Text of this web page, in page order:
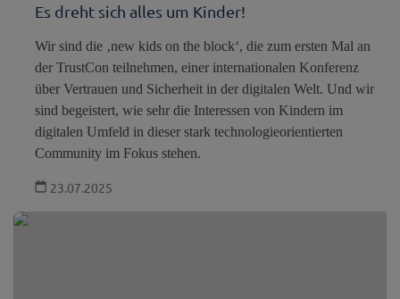
Es dreht sich alles um Kinder!
Wir sind die ‚new kids on the block‘, die zum ersten Mal an
der TrustCon teilnehmen, einer internationalen Konferenz
über Vertrauen und Sicherheit in der digitalen Welt. Und wir
sind begeistert, wie sehr die Interessen von Kindern im
digitalen Umfeld in dieser stark technologieorientierten
Community im Fokus stehen.
23.07.2025